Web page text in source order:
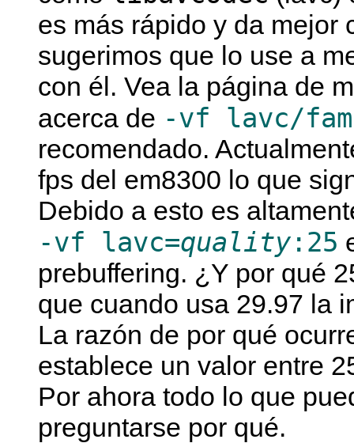
es más rápido y da mejor
sugerimos que lo use a
con él. Vea la página de
acerca de -vf lavc/
recomendado.
fps del em8300 lo que
Debido a esto es
-vf lavc=quality:25
prebuffering. ¿Y por qué
que cuando usa 29.97 la
La razón de por qué
establece un valor entre
Por ahora todo lo que
preguntarse por qué.